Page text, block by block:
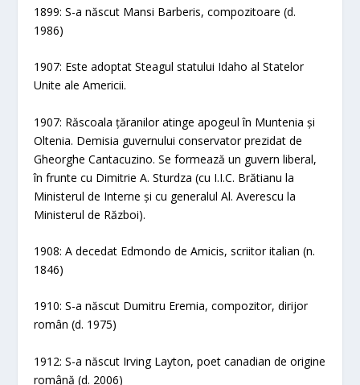
1899: S-a născut Mansi Barberis, compozitoare (d.
1986)
1907: Este adoptat Steagul statului Idaho al Statelor
Unite ale Americii.
1907: Răscoala țăranilor atinge apogeul în Muntenia și
Oltenia. Demisia guvernului conservator prezidat de
Gheorghe Cantacuzino. Se formează un guvern liberal,
în frunte cu Dimitrie A. Sturdza (cu I.I.C. Brătianu la
Ministerul de Interne și cu generalul Al. Averescu la
Ministerul de Război).
1908: A decedat Edmondo de Amicis, scriitor italian (n.
1846)
1910: S-a născut Dumitru Eremia, compozitor, dirijor
român (d. 1975)
1912: S-a născut Irving Layton, poet canadian de origine
română (d. 2006)